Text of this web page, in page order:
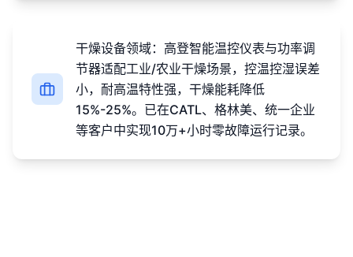
干燥设备领域：高登智能温控仪表与功率调
节器适配工业/农业干燥场景，控温控湿误差
小，耐高温特性强，干燥能耗降低
15%-25%。已在CATL、格林美、统一企业
等客户中实现10万+小时零故障运行记录。